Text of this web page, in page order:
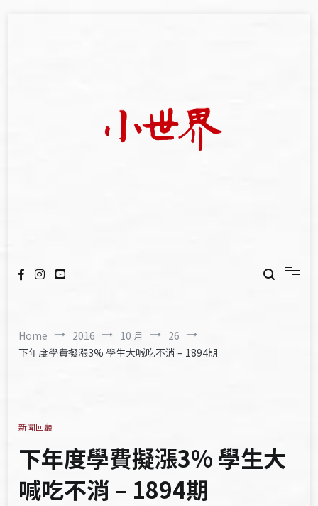
Home 2016 10 月
26
下年度學費擬漲3% 學生大喊吃不消 – 1894期
新聞回顧
下年度學費擬漲3% 學生大
喊吃不消 – 1894期